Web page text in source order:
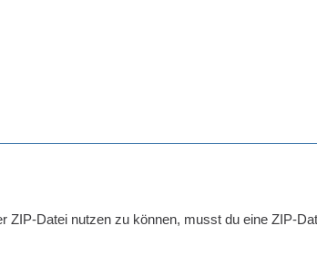
Datei nutzen zu können, musst du eine ZIP-